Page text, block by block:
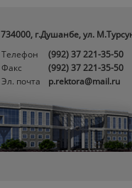
734000, г.Душанбе, ул.
Телефон
(992) 37 221-35-50
Факс
(992) 37 221-35-50
Эл. почта
p.rektora@mail.ru